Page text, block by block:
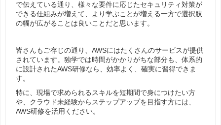
で伝えている通り、様々な要件に応じたセキュリティ対策が
できる仕組みが増えて、より学ぶことが増える一方で選択肢
の幅が広がることは良いことだと思います。
皆さんもご存じの通り、AWSにはたくさんのサービスが提供
されています。独学では時間がかかりがちな部分も、体系的
に設計されたAWS研修なら、効率よく、確実に習得できま
す。
特に、現場で求められるスキルを短期間で身につけたい方
や、クラウド未経験からステップアップを目指す方には、
AWS研修を活用ください。